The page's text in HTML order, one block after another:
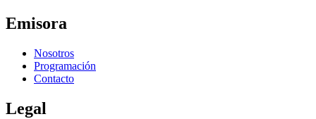
Emisora
Nosotros
Programación
Contacto
Legal